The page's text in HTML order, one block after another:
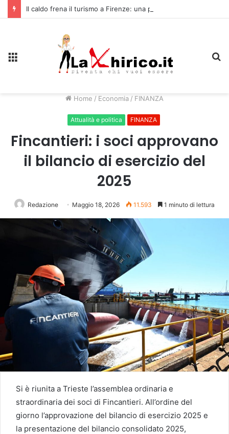
Home / Economia / FINANZA
Attualità e politica FINANZA
Fincantieri: i soci approvano
il bilancio di esercizio del
2025
Redazione Maggio 18, 2026 11.593 1 minuto di lettura
Si è riunita a Trieste l’assemblea ordinaria e
straordinaria dei soci di Fincantieri. All’ordine del
giorno l’approvazione del bilancio di esercizio 2025 e
la presentazione del bilancio consolidato 2025,